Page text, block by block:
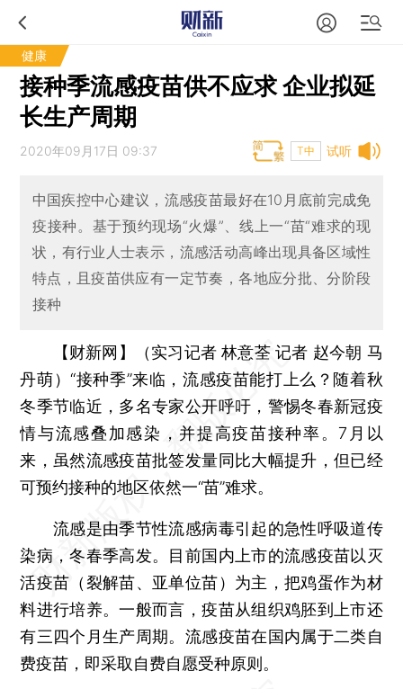
健康
接种季流感疫苗供不应求 企业拟延
长生产周期
试听
2020年09月17日 09:37 T中
中国疾控中心建议，流感疫苗最好在10月底前完成免
疫接种。基于预约现场“火爆”、线上一“苗“难求的现
状，有行业人士表示，流感活动高峰出现具备区域性
特点，且疫苗供应有一定节奏，各地应分批、分阶段
接种
【财新网】（实习记者 林意荃 记者 赵今朝 马
丹萌）“接种季”来临，流感疫苗能打上么？随着秋
冬季节临近，多名专家公开呼吁，警惕冬春新冠疫
情与流感叠加感染，并提高疫苗接种率。7月以
来，虽然流感疫苗批签发量同比大幅提升，但已经
可预约接种的地区依然一“苗”难求。
流感是由季节性流感病毒引起的急性呼吸道传
染病，冬春季高发。目前国内上市的流感疫苗以灭
活疫苗（裂解苗、亚单位苗）为主，把鸡蛋作为材
料进行培养。一般而言，疫苗从组织鸡胚到上市还
有三四个月生产周期。流感疫苗在国内属于二类自
费疫苗，即采取自费自愿受种原则。